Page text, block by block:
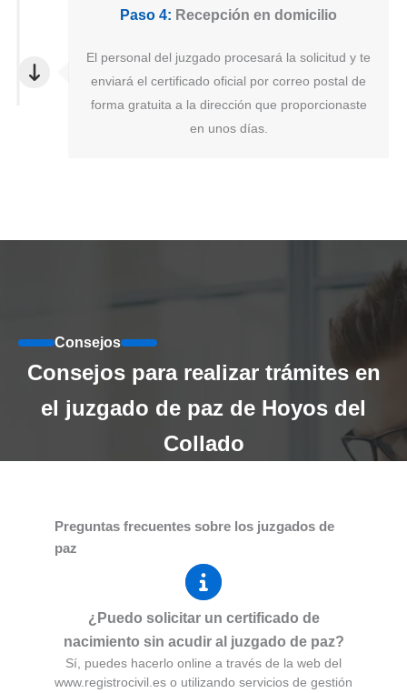
Paso 4: Recepción en domicilio
El personal del juzgado procesará la solicitud y te
enviará el certificado oficial por correo postal de
forma gratuita a la dirección que proporcionaste
en unos días.
Consejos
Consejos para realizar trámites en
el juzgado de paz de Hoyos del
Collado
Preguntas frecuentes sobre los juzgados de
paz
¿Puedo solicitar un certificado de
nacimiento sin acudir al juzgado de paz?
Sí, puedes hacerlo online a través de la web del
www.registrocivil.es o utilizando servicios de gestión